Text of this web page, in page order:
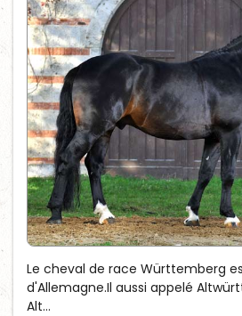
Le cheval de race Württemberg
d'Allemagne.Il aussi appelé
Alt...